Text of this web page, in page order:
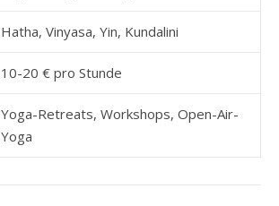
Hatha, Vinyasa, Yin, Kundalini
10-20 € pro Stunde
Yoga-Retreats, Workshops, Open-Air-
Yoga